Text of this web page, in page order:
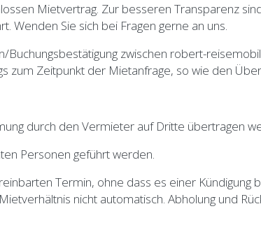
Mietvertrag. Zur besseren Transparenz
Wenden Sie sich bei Fragen gerne an uns.
zwischen robert-
zum Zeitpunkt der Mietanfrage, so wie den
durch den Vermieter auf Dritte übertragen
Personen geführt werden.
ohne dass es einer Kündigung
nicht automatisch. Abholung und